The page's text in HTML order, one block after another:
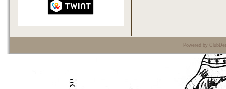
Powered by